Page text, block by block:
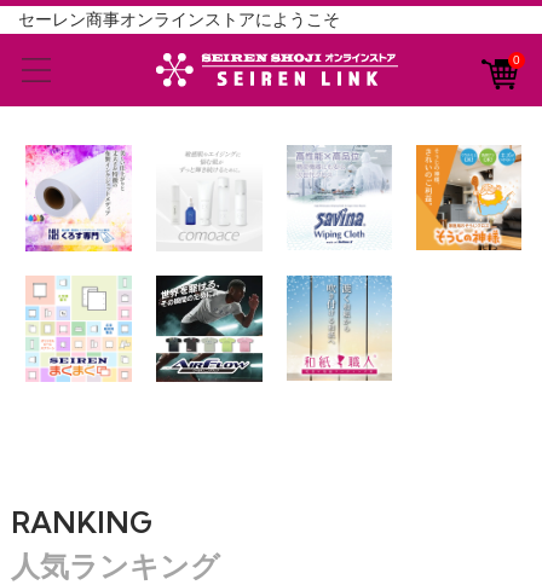
セーレン商事オンラインストアにようこそ
0
RANKING
人気ランキング